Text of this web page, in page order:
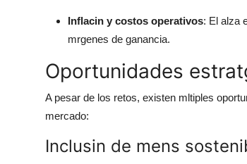
Inflacin y costos operativos: El alza
mrgenes de ganancia.
Oportunidades
A pesar de los retos, existen mltiples
mercado:
Inclusin de mens